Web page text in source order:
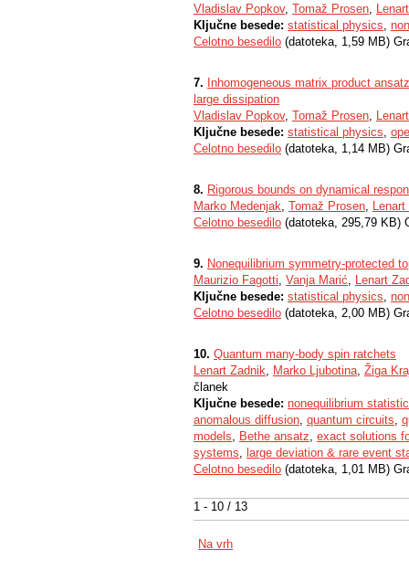
1 - 10 / 13
Vladislav Popkov, Tomaž Prosen,
Ključne besede: statistical physics,
Celotno besedilo (datoteka, 1,59 MB)
7. Inhomogeneous matrix product
large dissipation
Vladislav Popkov, Tomaž Prosen,
Ključne besede: statistical physics,
Celotno besedilo (datoteka, 1,14 MB)
8. Rigorous bounds on dynamical
Marko Medenjak, Tomaž Prosen,
Celotno besedilo (datoteka, 295,79 KB)
9. Nonequilibrium symmetry-protected
Maurizio Fagotti, Vanja Marić, Lenart
Ključne besede: statistical physics,
Celotno besedilo (datoteka, 2,00 MB)
10. Quantum many-body spin ratchets
Lenart Zadnik, Marko Ljubotina, Žiga
članek
Ključne besede: nonequilibrium
anomalous diffusion, quantum circuits,
models, Bethe ansatz, exact solutions
systems, large deviation & rare event
Celotno besedilo (datoteka, 1,01 MB)
Na vrh